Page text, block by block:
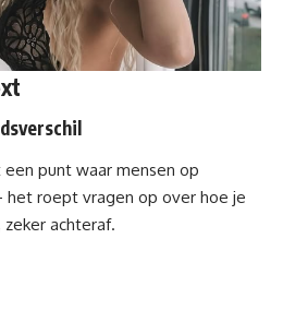
punt waar mensen op
roept vragen op over hoe je
achteraf.